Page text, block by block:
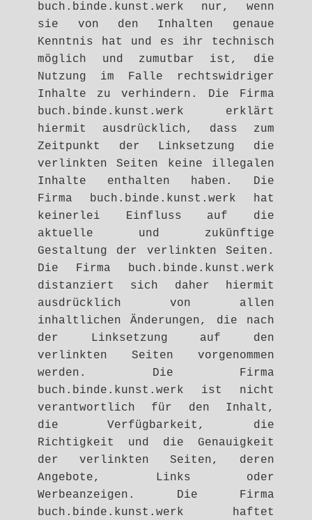
buch.binde.kunst.werk nur, wenn
sie von den Inhalten genaue
Kenntnis hat und es ihr technisch
möglich und zumutbar ist, die
Nutzung im Falle rechtswidriger
Inhalte zu verhindern. Die Firma
buch.binde.kunst.werk erklärt
hiermit ausdrücklich, dass zum
Zeitpunkt der Linksetzung die
verlinkten Seiten keine illegalen
Inhalte enthalten haben. Die
Firma buch.binde.kunst.werk hat
keinerlei Einfluss auf die
aktuelle und zukünftige
Gestaltung der verlinkten Seiten.
Die Firma buch.binde.kunst.werk
distanziert sich daher hiermit
ausdrücklich von allen
inhaltlichen Änderungen, die nach
der Linksetzung auf den
verlinkten Seiten vorgenommen
werden. Die Firma
buch.binde.kunst.werk ist nicht
verantwortlich für den Inhalt,
die Verfügbarkeit, die
Richtigkeit und die Genauigkeit
der verlinkten Seiten, deren
Angebote, Links oder
Werbeanzeigen. Die Firma
buch.binde.kunst.werk haftet